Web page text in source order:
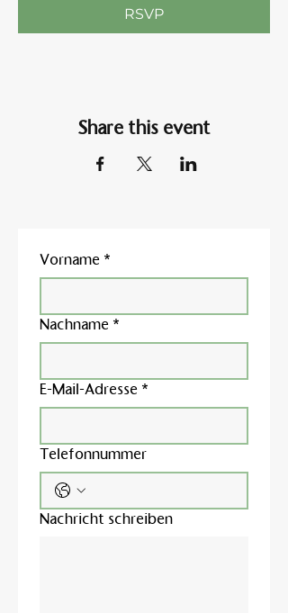
RSVP
Share this event
Vorname *
Nachname *
E-Mail-Adresse *
Telefonnummer
Nachricht schreiben